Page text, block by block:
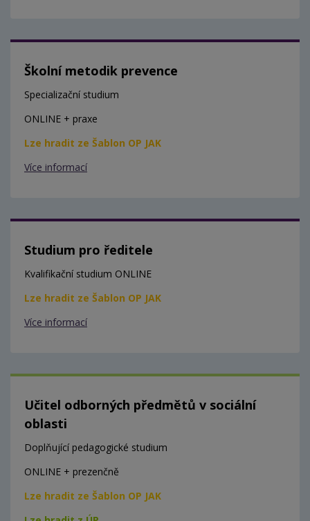
Školní metodik prevence
Specializační studium
ONLINE + praxe
Lze hradit ze Šablon OP JAK
Více informací
Studium pro ředitele
Kvalifikační studium ONLINE
Lze hradit ze Šablon OP JAK
Více informací
Učitel odborných předmětů v sociální
oblasti
Doplňující pedagogické studium
ONLINE + prezenčně
Lze hradit ze Šablon OP JAK